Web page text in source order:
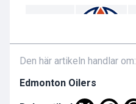
Den här artikeln handlar om:
Edmonton Oilers